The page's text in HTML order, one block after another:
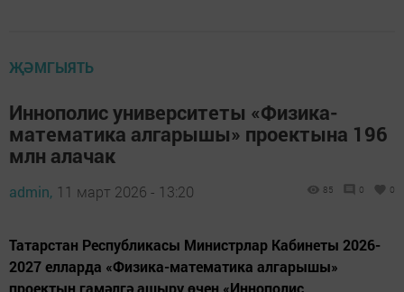
ҖӘМГЫЯТЬ
Иннополис университеты «Физика-
математика алгарышы» проектына 196
млн алачак
admin, 11 март 2026 - 13:20 85 0 0
Татарстан Республикасы Министрлар Кабинеты 2026-
2027 елларда «Физика-математика алгарышы»
проектын гамәлгә ашыру өчен «Иннополис